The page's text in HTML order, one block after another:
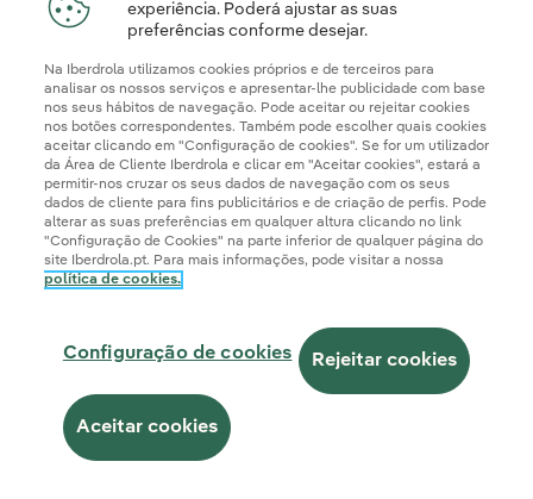
Avançar
experiência. Poderá ajustar as suas
preferências conforme desejar.
Na Iberdrola utilizamos cookies próprios e de terceiros para
analisar os nossos serviços e apresentar-lhe publicidade com base
nos seus hábitos de navegação. Pode aceitar ou rejeitar cookies
nos botões correspondentes. Também pode escolher quais cookies
aceitar clicando em "Configuração de cookies". Se for um utilizador
da Área de Cliente Iberdrola e clicar em "Aceitar cookies", estará a
permitir-nos cruzar os seus dados de navegação com os seus
dados de cliente para fins publicitários e de criação de perfis. Pode
alterar as suas preferências em qualquer altura clicando no link
"Configuração de Cookies" na parte inferior de qualquer página do
site Iberdrola.pt. Para mais informações, pode visitar a nossa
política de cookies.
Configuração de cookies Rejeitar cookies
Aceitar cookies